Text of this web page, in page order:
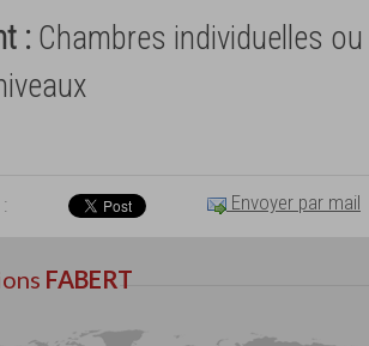
: Chambres individuelles
Envoyer par mail
FABERT